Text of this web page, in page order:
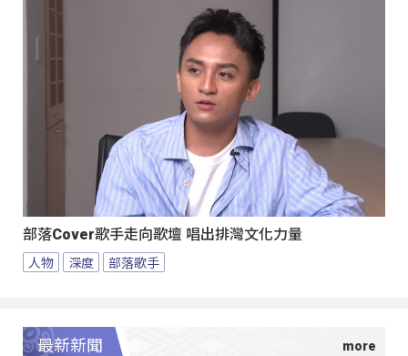
部落Cover歌手走向歌壇 唱出排灣文化力量
人物 深度 部落歌手
最新新聞